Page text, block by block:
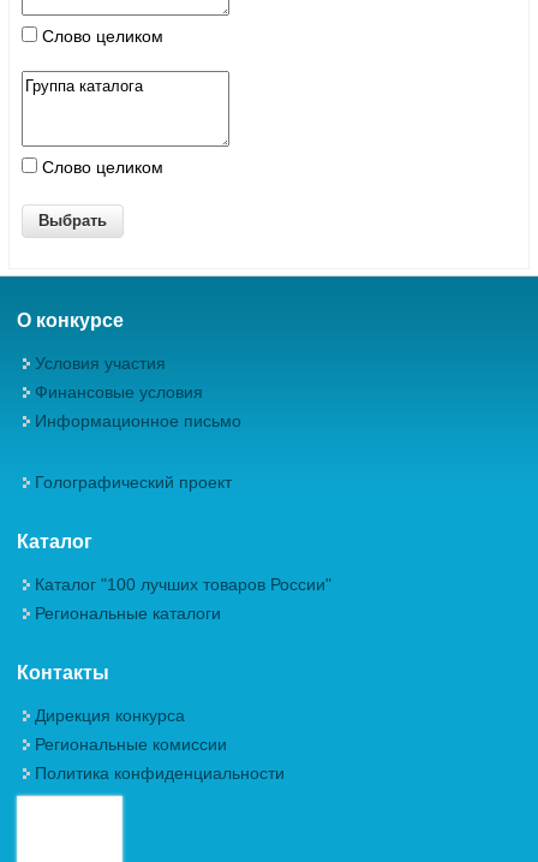
Слово целиком
Слово целиком
О конкурсе
Условия участия
Финансовые условия
Информационное письмо
Голографический проект
Каталог
Каталог "100 лучших товаров России"
Региональные каталоги
Контакты
Дирекция конкурса
Региональные комиссии
Политика конфиденциальности